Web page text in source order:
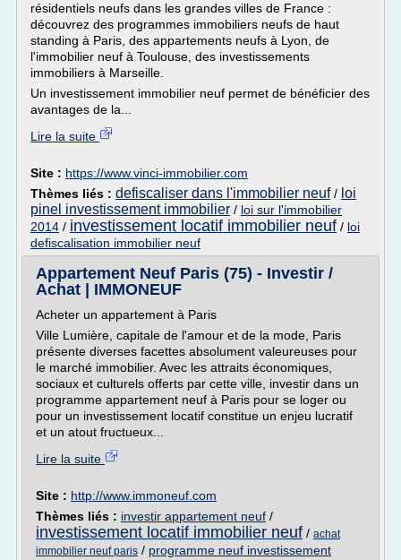
résidentiels neufs dans les grandes villes de France :
découvrez des programmes immobiliers neufs de haut
standing à Paris, des appartements neufs à Lyon, de
l'immobilier neuf à Toulouse, des investissements
immobiliers à Marseille.
Un investissement immobilier neuf permet de bénéficier des
avantages de la...
Lire la suite
Site : https://www.vinci-immobilier.com
Thèmes liés : defiscaliser dans l'immobilier neuf/ loi
pinel investissement immobilier / loi sur l'immobilier
2014 / investissement locatif immobilier neuf / loi
defiscalisation immobilier neuf
Appartement Neuf Paris (75) - Investir /
Achat | IMMONEUF
Acheter un appartement à Paris
Ville Lumière, capitale de l'amour et de la mode, Paris
présente diverses facettes absolument valeureuses pour
le marché immobilier. Avec les attraits économiques,
sociaux et culturels offerts par cette ville, investir dans un
programme appartement neuf à Paris pour se loger ou
pour un investissement locatif constitue un enjeu lucratif
et un atout fructueux...
Lire la suite
Site : http://www.immoneuf.com
Thèmes liés : investir appartement neuf /
investissement locatif immobilier neuf / achat
immobilier neuf paris / programme neuf investissement